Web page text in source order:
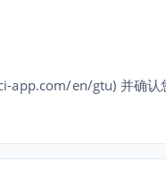
app.com/en/gtu) 并确